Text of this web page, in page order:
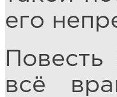
его
всё